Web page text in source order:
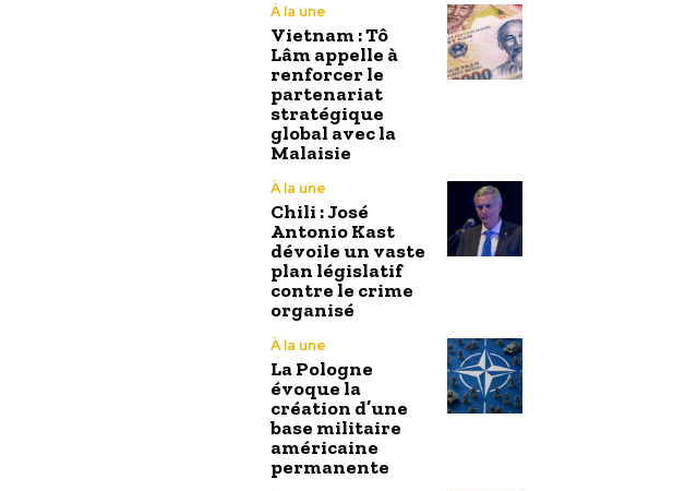
À la une
Vietnam : Tô
Lâm appelle à
renforcer le
partenariat
stratégique
global avec la
Malaisie
À la une
Chili : José
Antonio Kast
dévoile un vaste
plan législatif
contre le crime
organisé
À la une
La Pologne
évoque la
création d’une
base militaire
américaine
permanente